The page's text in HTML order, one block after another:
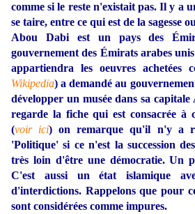
comme si le reste n'existait pas. Il y a
se taire, entre ce qui est de la sagesse
Abou Dabi est un pays des
gouvernement des Émirats arabes
appartiendra les oeuvres achetées
Wikipedia) a demandé au
développer un musée dans sa
regarde la fiche qui est consacrée à
(voir ici) on remarque qu'il n'y a
'Politique' si ce n'est la succession
très loin d'être une démocratie. Un
C'est aussi un état islamique
d'interdictions. Rappelons que pour
sont considérées comme impures.